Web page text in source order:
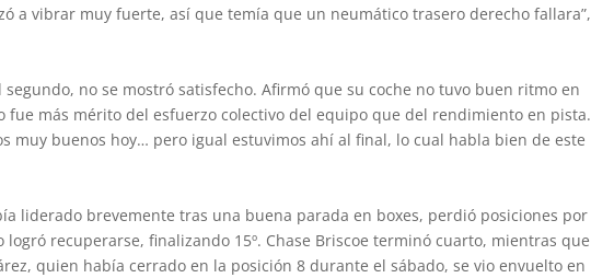
a vibrar muy fuerte, así que temía que un neumático trasero derecho fallara”,
no se mostró satisfecho. Afirmó que su coche no tuvo buen ritmo en
fue más mérito del esfuerzo colectivo del equipo que del rendimiento en pista.
muy buenos hoy… pero igual estuvimos ahí al final, lo cual habla bien de este
liderado brevemente tras una buena parada en boxes, perdió posiciones por
recuperarse, finalizando 15º. Chase Briscoe terminó cuarto, mientras que
quien había cerrado en la posición 8 durante el sábado, se vio envuelto en